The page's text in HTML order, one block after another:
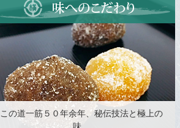
この道一筋５０年余年、秘伝技法と極上の